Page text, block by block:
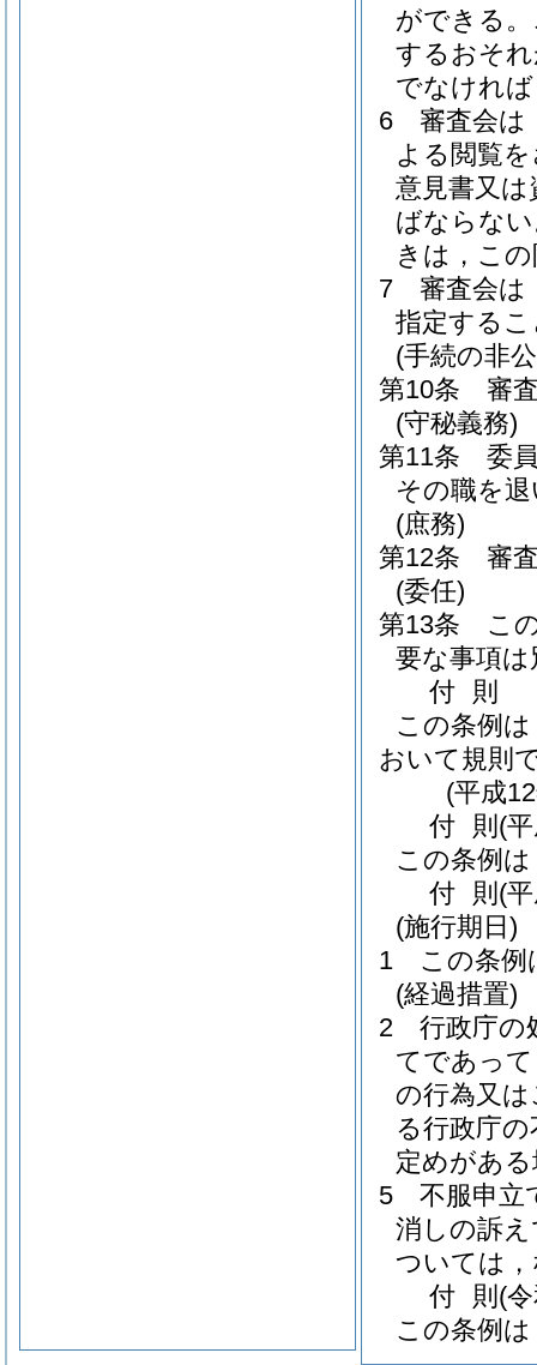
ができる。
するおそ
でなけれ
6
審査会は
よる閲覧
意見書又
ばならな
きは，こ
7
審査会は
指定する
(手続の非
第10条
審
(守秘義務)
第11条
委
その職を
(庶務)
第12条
審
(委任)
第13条
こ
要な事項
付 則
この条例
おいて規則
(平成
付 則 (
この条例
付 則 (
(施行期日)
1
この条例
(経過措置)
2
行政庁の
てであっ
の行為又
る行政庁
定めがあ
5
不服申立
消しの訴
ついては
付 則 (
この条例